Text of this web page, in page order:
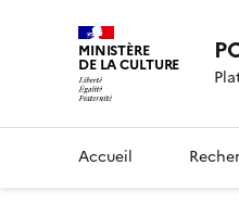
MINISTÈRE
DE LA CULTURE
Accueil